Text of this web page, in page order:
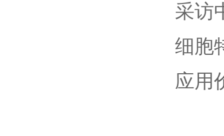
采访
细胞
应用